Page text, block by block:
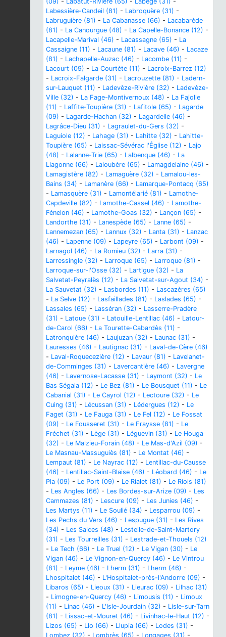
Labessière-Candeil (81) - Labroquère (31) -
Labruguière (81) - La Cabanasse (66) - Lacabarède
(81) - La Canourgue (48) - La Capelle-Bonance (12) -
Lacapelle-Marival (46) - Lacassagne (65) - La
Cassaigne (11) - Lacaune (81) - Lacave (46) - Lacaze
(81) - Lachapelle-Auzac (46) - Lacombe (11) -
Lacourt (09) - La Courtète (11) - Lacroix-Barrez (12)
- Lacroix-Falgarde (31) - Lacrouzette (81) - Ladern-
sur-Lauquet (11) - Ladevèze-Rivière (32) - Ladevèze-
Ville (32) - La Fage-Montivernoux (48) - La Fajolle
(11) - Laffite-Toupière (31) - Lafitole (65) - Lagarde
(09) - Lagarde-Hachan (32) - Lagardelle (46) -
Lagrâce-Dieu (31) - Lagraulet-du-Gers (32) -
Laguiole (12) - Lahage (31) - Lahitte (32) - Lahitte-
Toupière (65) - Laissac-Sévérac l'Église (12) - Lajo
(48) - Lalanne-Trie (65) - Lalbenque (46) - La
Llagonne (66) - Laloubère (65) - Lamagdelaine (46) -
Lamagistère (82) - Lamaguère (32) - Lamalou-les-
Bains (34) - Lamanère (66) - Lamarque-Pontacq (65)
- Lamasquère (31) - Lamontélarié (81) - Lamothe-
Capdeville (82) - Lamothe-Cassel (46) - Lamothe-
Fénelon (46) - Lamothe-Goas (32) - Lançon (65) -
Landorthe (31) - Lanespède (65) - Lanne (65) -
Lannemezan (65) - Lannux (32) - Lanta (31) - Lanzac
(46) - Lapenne (09) - Lapeyre (65) - Larbont (09) -
Larnagol (46) - La Romieu (32) - Larra (31) -
Larressingle (32) - Larroque (65) - Larroque (81) -
Larroque-sur-l'Osse (32) - Lartigue (32) - La
Salvetat-Peyralès (12) - La Salvetat-sur-Agout (34) -
La Sauvetat (32) - Lasbordes (11) - Lascazères (65)
- La Selve (12) - Lasfaillades (81) - Laslades (65) -
Lassales (65) - Lasséran (32) - Lasserre-Pradère
(31) - Latoue (31) - Latouille-Lentillac (46) - Latour-
de-Carol (66) - La Tourette-Cabardès (11) -
Latronquière (46) - Laujuzan (32) - Launac (31) -
Lauresses (46) - Lautignac (31) - Laval-de-Cère (46)
- Laval-Roquecezière (12) - Lavaur (81) - Lavelanet-
de-Comminges (31) - Lavercantière (46) - Lavergne
(46) - Lavernose-Lacasse (31) - Laymont (32) - Le
Bas Ségala (12) - Le Bez (81) - Le Bousquet (11) - Le
Cabanial (31) - Le Cayrol (12) - Lectoure (32) - Le
Cuing (31) - Lécussan (31) - Lédergues (12) - Le
Faget (31) - Le Fauga (31) - Le Fel (12) - Le Fossat
(09) - Le Fousseret (31) - Le Fraysse (81) - Le
Fréchet (31) - Lège (31) - Léguevin (31) - Le Houga
(32) - Le Malzieu-Forain (48) - Le Mas-d'Azil (09) -
Le Masnau-Massuguiès (81) - Le Montat (46) -
Lempaut (81) - Le Nayrac (12) - Lentillac-du-Causse
(46) - Lentillac-Saint-Blaise (46) - Léobard (46) - Le
Pla (09) - Le Port (09) - Le Rialet (81) - Le Riols (81)
- Les Angles (66) - Les Bordes-sur-Arize (09) - Les
Cammazes (81) - Lescure (09) - Les Junies (46) -
Les Martys (11) - Le Soulié (34) - Lesparrou (09) -
Les Pechs du Vers (46) - Lespugue (31) - Les Rives
(34) - Les Salces (48) - Lestelle-de-Saint-Martory
(31) - Les Tourreilles (31) - Lestrade-et-Thouels (12)
- Le Tech (66) - Le Truel (12) - Le Vigan (30) - Le
Vigan (46) - Le Vignon-en-Quercy (46) - Le Vintrou
(81) - Leyme (46) - Lherm (31) - Lherm (46) -
Lhospitalet (46) - L'Hospitalet-près-l'Andorre (09) -
Libaros (65) - Lieoux (31) - Lieurac (09) - Lilhac (31)
- Limogne-en-Quercy (46) - Limousis (11) - Limoux
(11) - Linac (46) - L'Isle-Jourdain (32) - Lisle-sur-Tarn
(81) - Lissac-et-Mouret (46) - Livinhac-le-Haut (12) -
Lizos (65) - Llo (66) - Llupia (66) - Lodes (31) -
Lombez (32) - Lombrès (65) - Longages (31) -